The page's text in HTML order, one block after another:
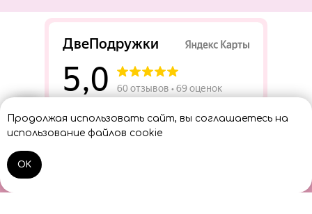
Home
Продолжая использовать сайт, вы соглашаетесь на
использование файлов cookie
OK
Разработать сайт
Консультант